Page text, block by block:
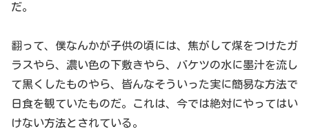
だ。
翻って、僕なんかが子供の頃には、焦がして煤をつけたガ
ラスやら、濃い色の下敷きやら、バケツの水に墨汁を流し
て黒くしたものやら、皆んなそういった実に簡易な方法で
日食を観ていたものだ。これは、今では絶対にやってはい
けない方法とされている。